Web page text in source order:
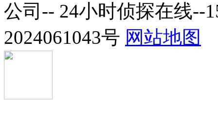
公司-- 24小时侦探在线
2024061043号 网站地图